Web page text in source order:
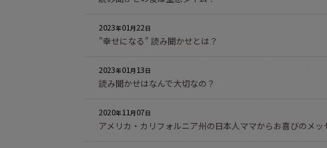
2023年01 月22日
”幸せになる” 読み聞かせとは？
2023年01 月13日
読み聞かせはなんで大切なの？
2020年11 月 07日
アメリカ・カリフォルニア州の日本人ママからお喜びのメ